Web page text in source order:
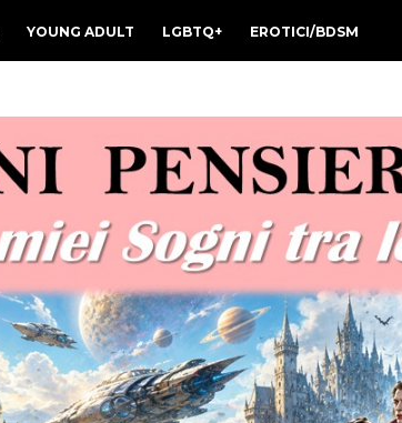
YOUNG ADULT LGBTQ+ EROTICI/BDSM